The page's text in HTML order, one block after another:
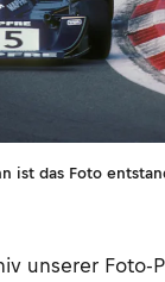
ist das Foto
unserer Foto-